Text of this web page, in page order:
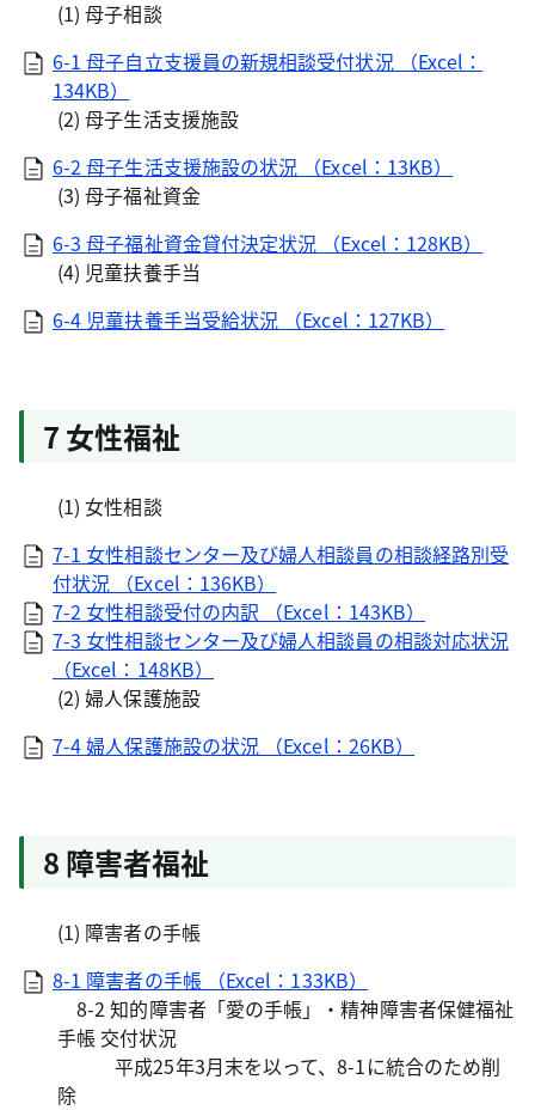
(1) 母子相談
6-1 母子自立支援員の新規相談受付状況 （Excel：
134KB）
(2) 母子生活支援施設
6-2 母子生活支援施設の状況 （Excel：13KB）
(3) 母子福祉資金
6-3 母子福祉資金貸付決定状況 （Excel：128KB）
(4) 児童扶養手当
6-4 児童扶養手当受給状況 （Excel：127KB）
7 女性福祉
(1) 女性相談
7-1 女性相談センター及び婦人相談員の相談経路別受
付状況 （Excel：136KB）
7-2 女性相談受付の内訳 （Excel：143KB）
7-3 女性相談センター及び婦人相談員の相談対応状況
（Excel：148KB）
(2) 婦人保護施設
7-4 婦人保護施設の状況 （Excel：26KB）
8 障害者福祉
(1) 障害者の手帳
8-1 障害者の手帳 （Excel：133KB）
8-2 知的障害者「愛の手帳」・精神障害者保健福祉
手帳 交付状況
平成25年3月末を以って、8-1に統合のため削
除